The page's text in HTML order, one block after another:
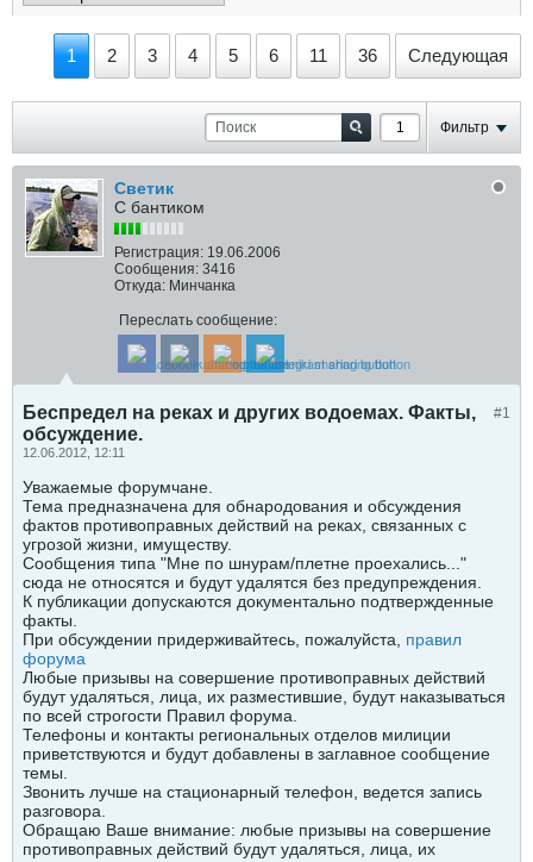
1 2 3 4 5 6 11 36 Следующая
Фильтр
Светик
С бантиком
Регистрация: 19.06.2006
Сообщения: 3416
Откуда: Минчанка
Переслать сообщение:
#1
Беспредел на реках и других водоемах. Факты,
обсуждение.
12.06.2012, 12:11
Уважаемые форумчане.
Тема предназначена для обнародования и обсуждения
фактов противоправных действий на реках, связанных с
угрозой жизни, имуществу.
Сообщения типа "Мне по шнурам/плетне проехались..."
сюда не относятся и будут удалятся без предупреждения.
К публикации допускаются документально подтвержденные
факты.
При обсуждении придерживайтесь, пожалуйста, правил
форума
Любые призывы на совершение противоправных действий
будут удаляться, лица, их разместившие, будут наказываться
по всей строгости Правил форума.
Телефоны и контакты региональных отделов милиции
приветствуются и будут добавлены в заглавное сообщение
темы.
Звонить лучше на стационарный телефон, ведется запись
разговора.
Обращаю Ваше внимание: любые призывы на совершение
противоправных действий будут удаляться, лица, их